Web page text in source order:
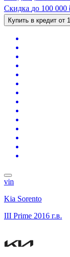
Скидка до 100 000
Купить в кредит от
vin
Kia Sorento
III Prime 2016 г.в.